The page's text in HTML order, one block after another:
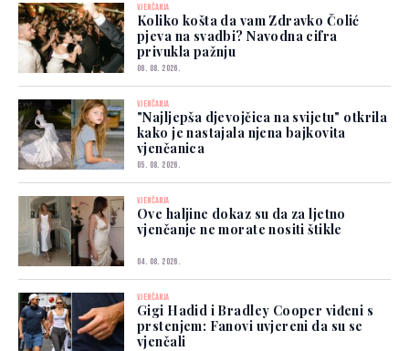
VJENČANJA
Koliko košta da vam Zdravko Čolić
pjeva na svadbi? Navodna cifra
privukla pažnju
06. 08. 2026.
VJENČANJA
"Najljepša djevojčica na svijetu" otkrila
kako je nastajala njena bajkovita
vjenčanica
05. 08. 2026.
VJENČANJA
Ove haljine dokaz su da za ljetno
vjenčanje ne morate nositi štikle
04. 08. 2026.
VJENČANJA
Gigi Hadid i Bradley Cooper viđeni s
prstenjem: Fanovi uvjereni da su se
vjenčali